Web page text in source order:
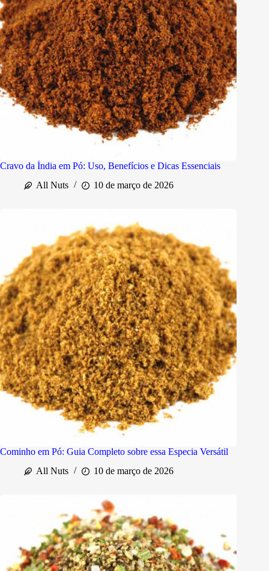
Cravo da Índia em Pó: Uso, Benefícios e Dicas Essenciais
All Nuts
10 de março de 2026
Cominho em Pó: Guia Completo sobre essa Especia Versátil
All Nuts
10 de março de 2026